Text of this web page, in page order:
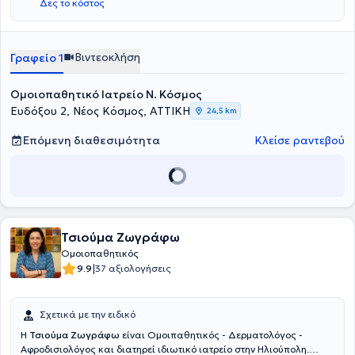
Δες το κόστος
Γραφείο 1 Βιντεοκλήση
Ομοιοπαθητικό Ιατρείο Ν. Κόσμος
Ευδόξου 2, Νέος Κόσμος, ΑΤΤΙΚΗ
24,5 km
Επόμενη διαθεσιμότητα Κλείσε ραντεβού
Τσιούμα Ζωγράφω
Ομοιοπαθητικός
9.9|37 αξιολογήσεις
Σχετικά με την ειδικό
Η Τσιούμα Ζωγράφω είναι Ομοιπαθητικός - Δερματολόγος -
Αφροδισιολόγος και διατηρεί ιδιωτικό ιατρείο στην Ηλιούπολη.